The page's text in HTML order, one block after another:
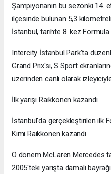
Şampiyonanın bu sezonki 14.
ilçesinde bulunan 5,3
İstanbul, tarihte 8. kez Formula
Intercity İstanbul Park’ta
Grand Prix'si, S Sport
üzerinden canlı olarak
İlk yarışı Raikkonen kazandı
İstanbul'da gerçekleştirilen ilk
Kimi Raikkonen kazandı.
O dönem McLaren Mercedes
2005'teki yarışta damalı